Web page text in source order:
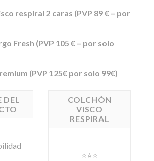
respiral 2 caras (PVP 89 € – por
Fresh (PVP 105 € – por solo
(PVP 125€ por solo 99€)
COLCHÓN
VISCO
RESPIRAL
⭐⭐⭐